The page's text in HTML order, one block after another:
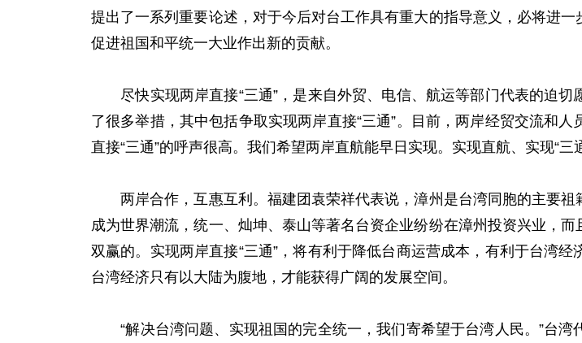
提出了一系列重要论述，对于今后对台工作具有重大的指导意义，必将进
促进祖国和平统一大业作出新的贡献。
尽快实现两岸直接“三通”，是来自外贸、电信、航运等部门代表的迫切
了很多举措，其中包括争取实现两岸直接“三通”。目前，两岸经贸交流和
直接“三通”的呼声很高。我们希望两岸直航能早日实现。实现直航、实现“
两岸合作，互惠互利。福建团袁荣祥代表说，漳州是台湾同胞的主要祖
成为世界潮流，统一、灿坤、泰山等著名台资企业纷纷在漳州投资兴业，
双赢的。实现两岸直接“三通”，将有利于降低台商运营成本，有利于台湾
台湾经济只有以大陆为腹地，才能获得广阔的发展空间。
“解决台湾问题、实现祖国的完全统一，我们寄希望于台湾人民。”台湾